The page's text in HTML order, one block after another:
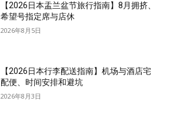
【2026日本盂兰盆节旅行指南】8月拥挤、
希望号指定席与店休
2026年8月5日
【2026日本行李配送指南】机场与酒店宅
配便、时间安排和避坑
2026年8月3日